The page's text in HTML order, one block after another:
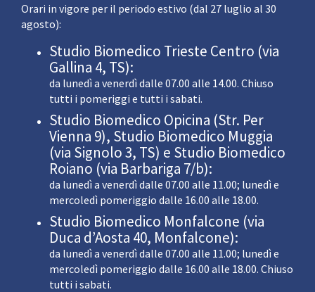
Orari in vigore per il periodo estivo (dal 27 luglio al 30
agosto):
Studio Biomedico Trieste Centro (via
Gallina 4, TS):
da lunedì a venerdì dalle 07.00 alle 14.00. Chiuso
tutti i pomeriggi e tutti i sabati.
Studio Biomedico Opicina (Str. Per
Vienna 9), Studio Biomedico Muggia
(via Signolo 3, TS) e Studio Biomedico
Roiano (via Barbariga 7/b):
da lunedì a venerdì dalle 07.00 alle 11.00; lunedì e
mercoledì pomeriggio dalle 16.00 alle 18.00.
Studio Biomedico Monfalcone (via
Duca d’Aosta 40, Monfalcone):
da lunedì a venerdì dalle 07.00 alle 11.00; lunedì e
mercoledì pomeriggio dalle 16.00 alle 18.00. Chiuso
tutti i sabati.